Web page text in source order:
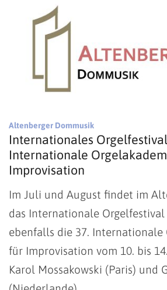
Altenberger Dommusik:
Internationales
Internationale
Improvisation
Im Juli und August findet im
das Internationale
ebenfalls die 37. Internationale
für Improvisation vom 10. bis
Karol Mossakowski (Paris) und